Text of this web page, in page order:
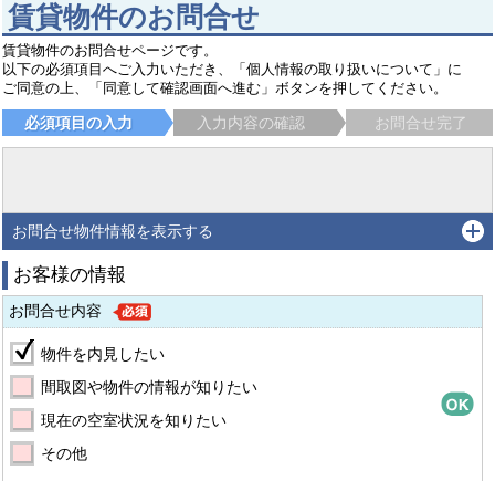
賃貸物件のお問合せ
賃貸物件のお問合せページです。
以下の必須項目へご入力いただき、「個人情報の取り扱いについて」に
ご同意の上、「同意して確認画面へ進む」ボタンを押してください。
必須項目の入力 入力内容の確認 お問合せ完了
お問合せ物件情報を表示する
お客様の情報
お問合せ内容
物件を内見したい
間取図や物件の情報が知りたい
現在の空室状況を知りたい
その他